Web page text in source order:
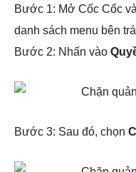
Bước 1: Mở Cốc Cốc
danh sách menu bên
Bước 2: Nhấn vào
Bước 3: Sau đó, chọn